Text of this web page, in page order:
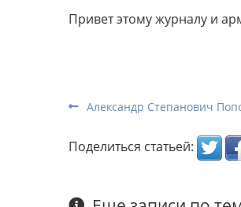
Привет этому журналу и
Александр Степанович
Поделиться статьей: